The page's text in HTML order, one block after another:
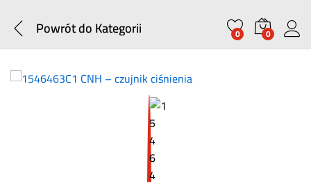
Powrót doKategorii 0 0